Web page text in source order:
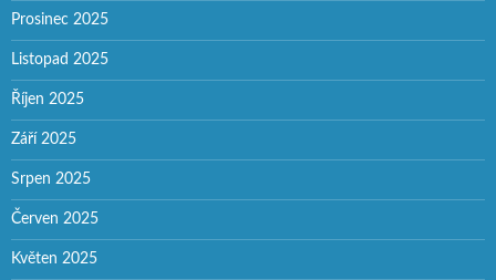
Prosinec 2025
Listopad 2025
Říjen 2025
Září 2025
Srpen 2025
Červen 2025
Květen 2025